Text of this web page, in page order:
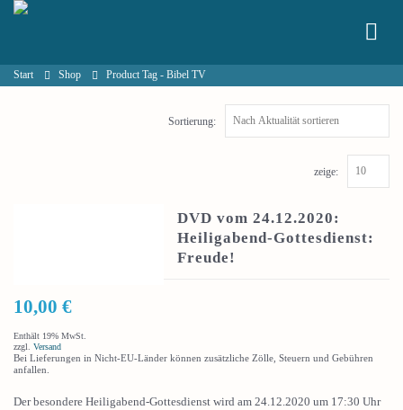
Start Shop Product Tag - Bibel TV
Sortierung:
zeige:
DVD vom 24.12.2020:
Heiligabend-Gottesdienst:
Freude!
10,00 €
Enthält 19% MwSt.
zzgl. Versand
Bei Lieferungen in Nicht-EU-Länder können zusätzliche Zölle, Steuern und Gebühren
anfallen.
Der besondere Heiligabend-Gottesdienst wird am 24.12.2020 um 17:30 Uhr